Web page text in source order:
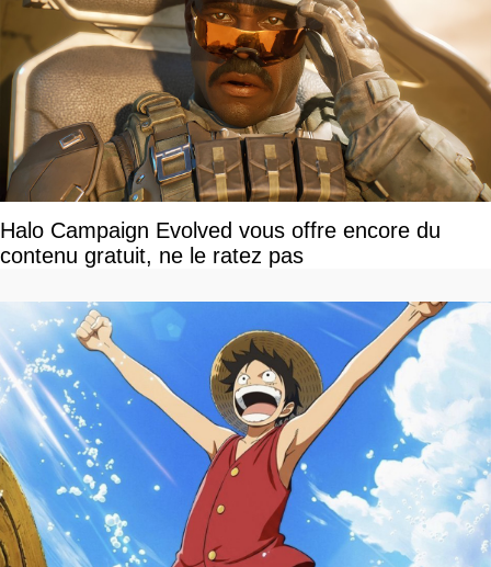
Halo Campaign Evolved vous offre encore du
contenu gratuit, ne le ratez pas